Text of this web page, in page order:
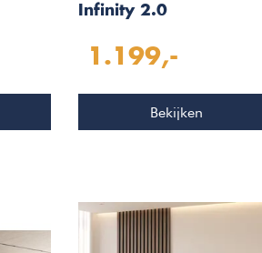
Infinity 2.0
TV Meubel Set 223
1.199,-
Bekijken